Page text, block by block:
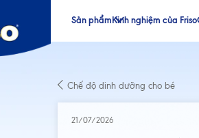
Sản phẩm
®
Kinh nghiệm của Friso
Chế độ dinh dưỡng cho bé
21/07/2026